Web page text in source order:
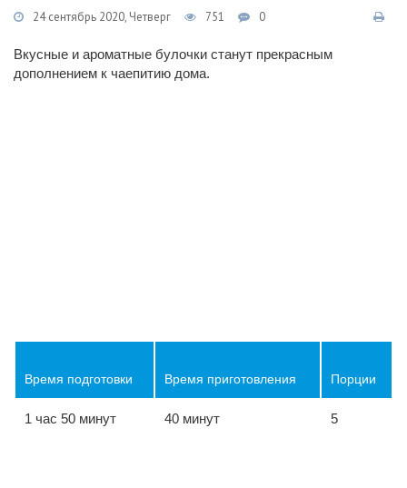
24 сентябрь 2020, Четверг 751 0
Вкусные и ароматные булочки станут прекрасным
дополнением к чаепитию дома.
Время подготовки Время приготовления Порции
1 час 50 минут 40 минут 5